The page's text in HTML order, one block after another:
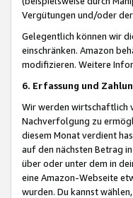
Vergütungen und/oder
Gelegentlich können wir
einschränken. Amazon
modifizieren. Weitere
6. Erfassung und
Wir werden wirtschaftlich
Nachverfolgung zu
diesem Monat verdient
auf den nächsten Betrag
über oder unter dem in
eine Amazon-Webseite
wurden. Du kannst